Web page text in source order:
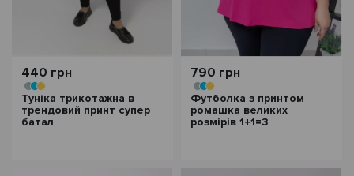
440 грн
Туніка трикотажна в
трендовий принт супер
батал
790 грн
Футболка з принтом
ромашка великих
розмірів 1+1=3